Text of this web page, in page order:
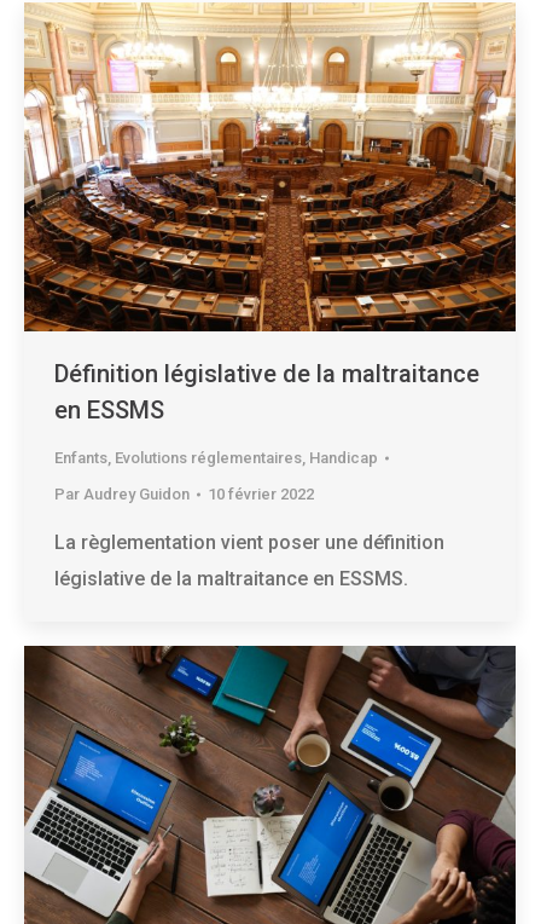
Définition législative de la maltraitance
en ESSMS
Enfants Evolutions réglementaires Handicap
Par Audrey Guidon 10 février 2022
La règlementation vient poser une définition
législative de la maltraitance en ESSMS.